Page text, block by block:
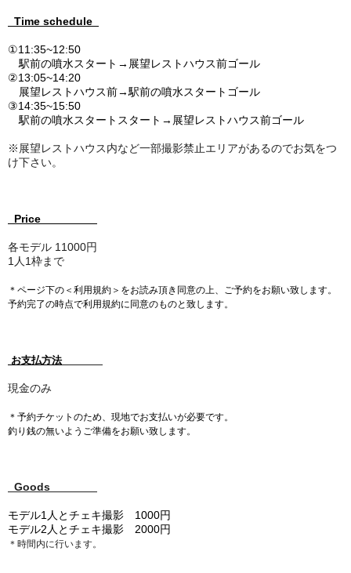
Time schedule
①11:35~12:50
駅前の噴水スタート→展望レストハウス前ゴール
②13:05~14:20
展望レストハウス前→駅前の噴水スタートゴール
③14:35~15:50
駅前の噴水スタートスタート→ 展望レストハウス前ゴール
※展望レストハウス内など一部撮影禁止エリアがあるのでお気をつ
け下さい。
Price
各モデル 11000円
1人1枠まで
＊ページ下の＜利用規約＞をお読み頂き同意の上、ご予約をお願い致します。
予約完了の時点で利用規約に同意のものと致します。
お支払方法
現金のみ
＊ 予約チケット のため、現地でお支払いが必要です。
釣り銭の無いようご準備をお願い致します。
Goods
モデル1人とチェキ撮影 1000円
モデル2人とチェキ撮影 2000円
＊時間内に行います。